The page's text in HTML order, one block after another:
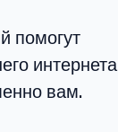
помогут
интернета
вам.